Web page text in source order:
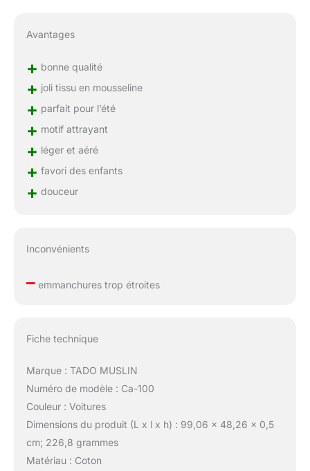
Avantages
+ bonne qualité
+ joli tissu en mousseline
+ parfait pour l’été
+ motif attrayant
+ léger et aéré
+ favori des enfants
+ douceur
Inconvénients
–emmanchures trop étroites
Fiche technique
Marque : TADO MUSLIN
Numéro de modèle : Ca-100
Couleur : Voitures
Dimensions du produit (L x l x h) : 99,06 x 48,26 x 0,5
cm; 226,8 grammes
Matériau : Coton